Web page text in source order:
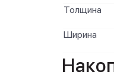
Толщина
Ширина